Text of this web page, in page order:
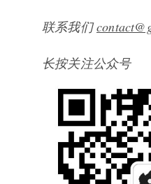
联系我们
长按关注公众号